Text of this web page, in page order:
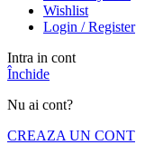
Wishlist
Login / Register
Intra in cont
Închide
Nu ai cont?
CREAZA UN CONT